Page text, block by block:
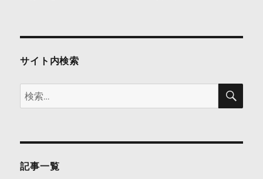
ョ
ン
サイト内検索
検
索:
検
記事一覧